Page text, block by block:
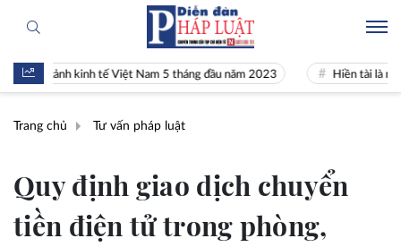
cảnh kinh tế Việt Nam 5 tháng đầu năm 2023 Hiền tài là nguyên
Trang chủ Tư vấn pháp luật
Quy định giao dịch chuyển
tiền điện tử trong phòng,